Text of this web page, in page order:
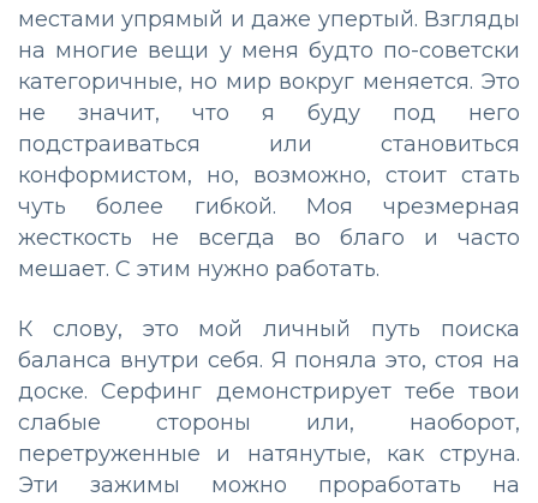
местами упрямый и даже упертый. Взгляды
на многие вещи у меня будто по-советски
категоричные, но мир вокруг меняется. Это
не значит, что я буду под него
подстраиваться или становиться
конформистом, но, возможно, стоит стать
чуть более гибкой. Моя чрезмерная
жесткость не всегда во благо и часто
мешает. С этим нужно работать.
К слову, это мой личный путь поиска
баланса внутри себя. Я поняла это, стоя на
доске. Серфинг демонстрирует тебе твои
слабые стороны или, наоборот,
перетруженные и натянутые, как струна.
Эти зажимы можно проработать на